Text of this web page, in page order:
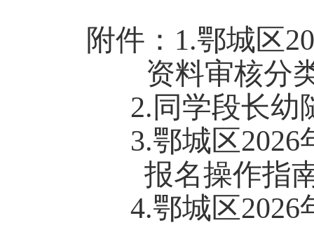
附件 ： 1.鄂城区
资料审核分
2.同学段长幼
3.鄂城区2026
报名操作指
4.鄂城区2026